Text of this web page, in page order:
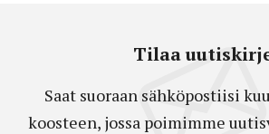
Tilaa
Saat suoraan sähköpostiisi
koosteen, jossa poimimme